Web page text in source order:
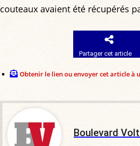
couteaux avaient été récupérés
Partager cet article
Obtenir le lien ou envoyer cet article à
Boulevard